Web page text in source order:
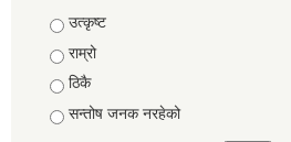
Choices
उत्कृष्ट
राम्रो
ठिकै
सन्तोष जनक नरहेको